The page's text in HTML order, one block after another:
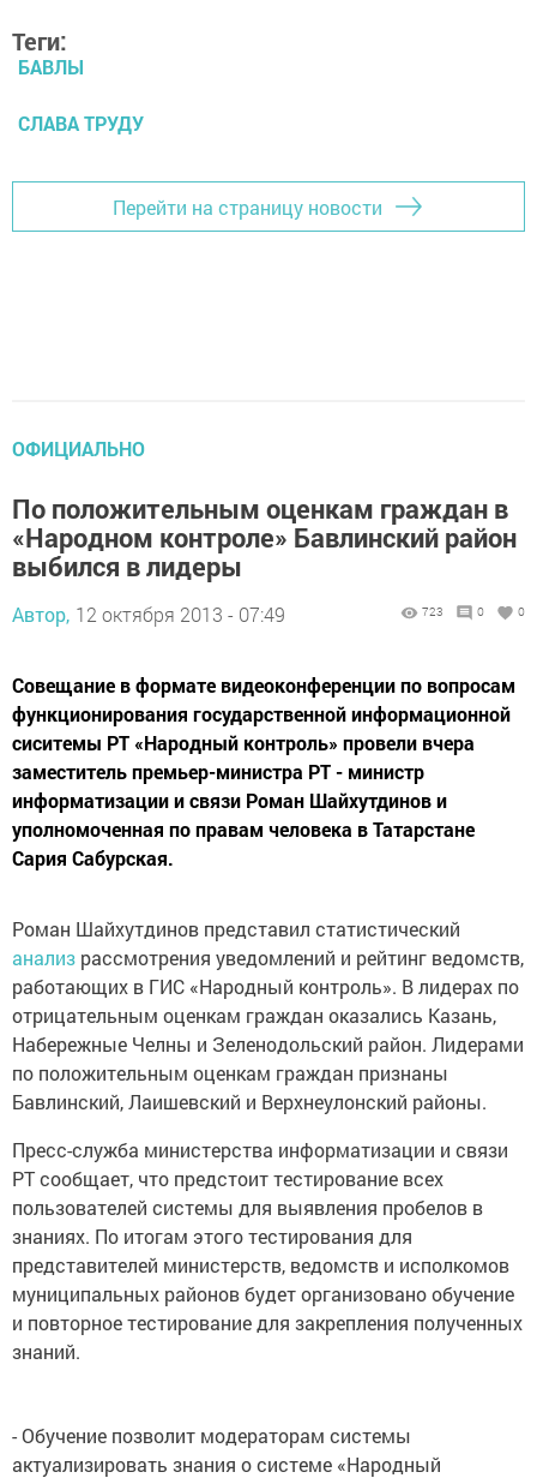
Теги:
БАВЛЫ
СЛАВА ТРУДУ
Перейти на страницу новости
ОФИЦИАЛЬНО
По положительным оценкам граждан в
«Народном контроле» Бавлинский район
выбился в лидеры
Автор, 12 октября 2013 - 07:49 723 0 0
Совещание в формате видеоконференции по вопросам
функционирования государственной информационной
сиситемы РТ «Народный контроль» провели вчера
заместитель премьер-министра РТ - министр
информатизации и связи Роман Шайхутдинов и
уполномоченная по правам человека в Татарстане
Сария Сабурская.
Роман Шайхутдинов представил статистический
анализ рассмотрения уведомлений и рейтинг ведомств,
работающих в ГИС «Народный контроль». В лидерах по
отрицательным оценкам граждан оказались Казань,
Набережные Челны и Зеленодольский район. Лидерами
по положительным оценкам граждан признаны
Бавлинский, Лаишевский и Верхнеулонский районы.
Пресс-служба министерства информатизации и связи
РТ сообщает, что предстоит тестирование всех
пользователей системы для выявления пробелов в
знаниях. По итогам этого тестирования для
представителей министерств, ведомств и исполкомов
муниципальных районов будет организовано обучение
и повторное тестирование для закрепления полученных
знаний.
- Обучение позволит модераторам системы
актуализировать знания о системе «Народный